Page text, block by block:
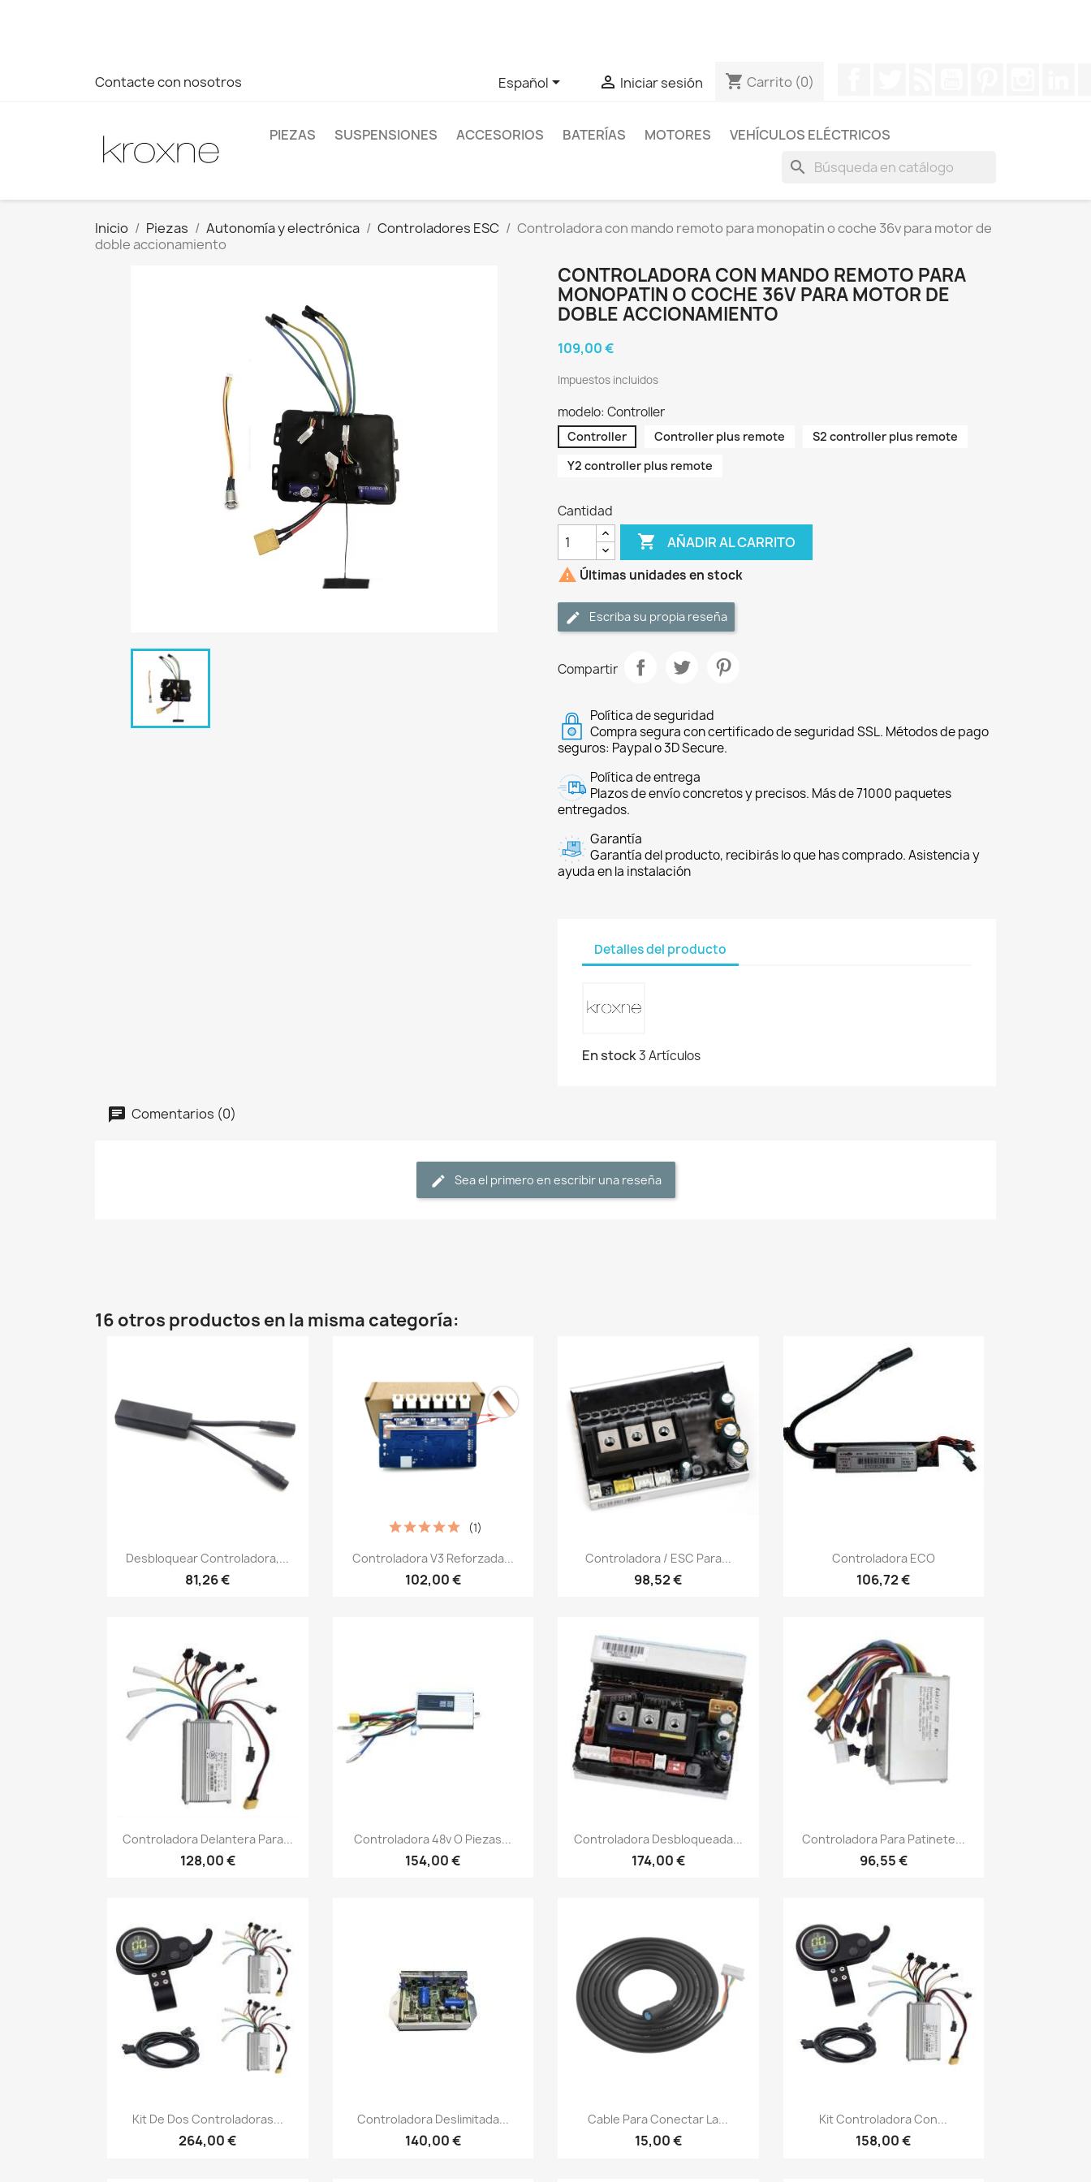
Contacte con nosotros Español  Iniciar sesión shopping_cart Carrito (0)
PIEZAS SUSPENSIONES ACCESORIOS BATERÍAS MOTORES VEHÍCULOS ELÉCTRICOS
search
Inicio Piezas Autonomía y electrónica Controladores ESC
Controladora con mando remoto para monopatin o coche 36v para motor de
doble accionamiento
CONTROLADORA CON MANDO REMOTO PARA
MONOPATIN O COCHE 36V PARA MOTOR DE
DOBLE ACCIONAMIENTO
109,00 €
Impuestos incluidos
modelo: Controller
Controller Controller plus remote
S2 controller plus remote
Y2 controller plus remote
Cantidad
 AÑADIR AL CARRITO
 Últimas unidades en stock
Escriba su propia reseña
Compartir
Política de seguridad
Compra segura con certificado de seguridad SSL. Métodos de pago
seguros: Paypal o 3D Secure.
Política de entrega
Plazos de envío concretos y precisos. Más de 71000 paquetes
entregados.
Garantía
Garantía del producto, recibirás lo que has comprado. Asistencia y
ayuda en la instalación
Detalles del producto
En stock3 Artículos
Comentarios (0)
Sea el primero en escribir una reseña
16 otros productos en la misma categoría:
Vista rápida
Desbloquear Controladora,...
81,26 €
Vista rápida
Controladora V3 Reforzada...
102,00 €
(1)
Vista rápida
Controladora / ESC Para...
98,52 €
Vista rápida
Controladora ECO
106,72 €
Vista rápida
Controladora Delantera Para...
128,00 €
Vista rápida
Controladora 48v O Piezas...
154,00 €
Vista rápida
Controladora Desbloqueada...
174,00 €
Vista rápida
Controladora Para Patinete...
96,55 €
Vista rápida
Kit De Dos Controladoras...
264,00 €
Vista rápida
Controladora Deslimitada...
140,00 €
Vista rápida
Cable Para Conectar La...
15,00 €
Vista rápida
Kit Controladora Con...
158,00 €